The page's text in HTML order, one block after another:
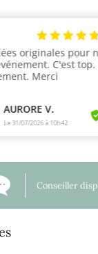
Conseiller